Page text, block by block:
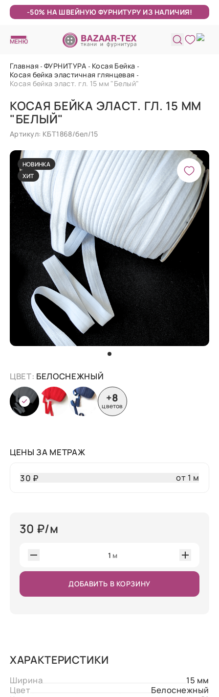
-50% НА ШВЕЙНУЮ ФУРНИТУРУ ИЗ НАЛИЧИЯ!
МЕНЮ
Главная ФУРНИТУРА
Косая Бейка
Косая бейка эластичная глянцевая
Косая бейка эласт. гл. 15 мм "Белый"
КОСАЯ БЕЙКА ЭЛАСТ. ГЛ. 15 ММ
"БЕЛЫЙ"
Артикул: КБТ1868/бел/15
НОВИНКА
ХИТ
ЦВЕТ: БЕЛОСНЕЖНЫЙ
+8
цветов
ЦЕНЫ ЗА МЕТРАЖ
30 ₽ от 1 м
30 ₽/м
1 м
ДОБАВИТЬ В КОРЗИНУ
ХАРАКТЕРИСТИКИ
Ширина
15 мм
Цвет
Белоснежный